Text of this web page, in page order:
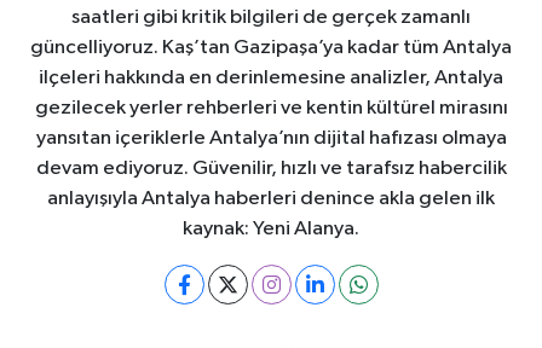
saatleri gibi kritik bilgileri de gerçek zamanlı
güncelliyoruz. Kaş’tan Gazipaşa’ya kadar tüm Antalya
ilçeleri hakkında en derinlemesine analizler, Antalya
gezilecek yerler rehberleri ve kentin kültürel mirasını
yansıtan içeriklerle Antalya’nın dijital hafızası olmaya
devam ediyoruz. Güvenilir, hızlı ve tarafsız habercilik
anlayışıyla Antalya haberleri denince akla gelen ilk
kaynak: Yeni Alanya.